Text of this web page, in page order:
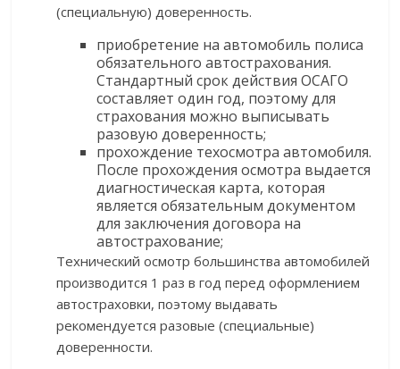
(специальную) доверенность.
приобретение на автомобиль полиса
обязательного автострахования.
Стандартный срок действия ОСАГО
составляет один год, поэтому для
страхования можно выписывать
разовую доверенность;
прохождение техосмотра автомобиля.
После прохождения осмотра выдается
диагностическая карта, которая
является обязательным документом
для заключения договора на
автострахование;
Технический осмотр большинства автомобилей
производится 1 раз в год перед оформлением
автостраховки, поэтому выдавать
рекомендуется разовые (специальные)
доверенности.